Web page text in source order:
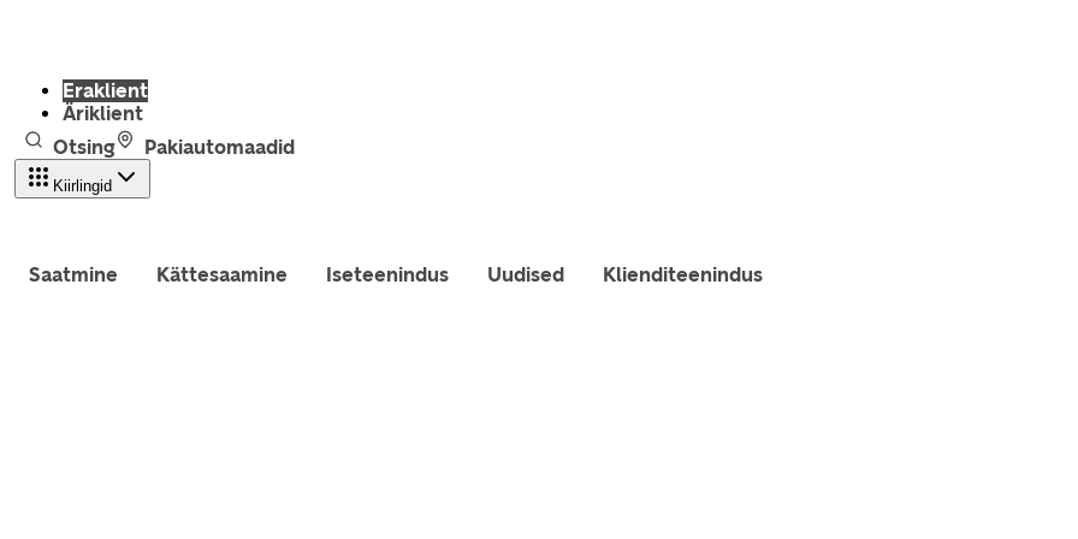
Eraklient
Äriklient
Otsing
Pakiautomaadid
Kiirlingid
Saatmine Kättesaamine Iseteenindus Uudised Klienditeenindus